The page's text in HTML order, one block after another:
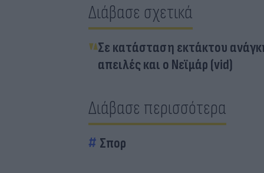
Διάβασε σχετικά
Σε κατάσταση εκτάκτου
απειλές και ο Νεϊμάρ (vid)
Διάβασε περισσότερα
Σπορ